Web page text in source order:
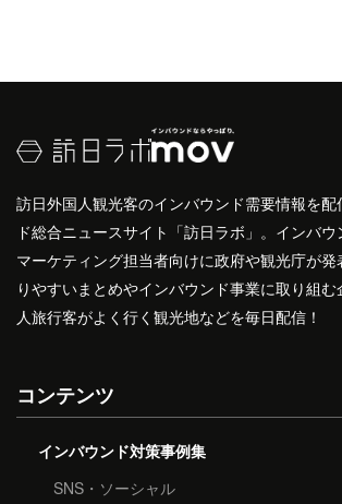
訪日外国人観光客のインバウンド需要情報を
ド総合ニュースサイト「訪日ラボ」。インバ
マーケティング担当者向けに政府や観光庁が
りやすいまとめやインバウンド事業に取り組
人旅行客がよく行く観光地などを毎日配信！
コンテンツ
インバウンド対策事例集
SNS・ソーシャル